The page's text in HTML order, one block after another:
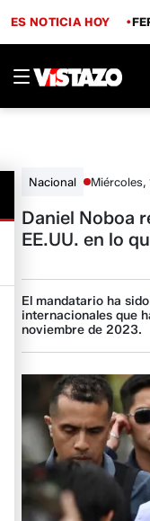
ES NOTICIA HOY
Nacional Miércoles,
Daniel Noboa
EE.UU. en lo
El mandatario ha
internacionales que
noviembre de 2023.